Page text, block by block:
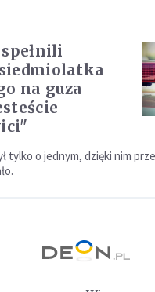
na guza
tylko o jednym, dzięki nim